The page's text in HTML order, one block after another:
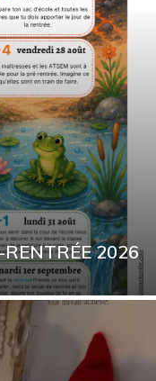
RENTRÉE 2026